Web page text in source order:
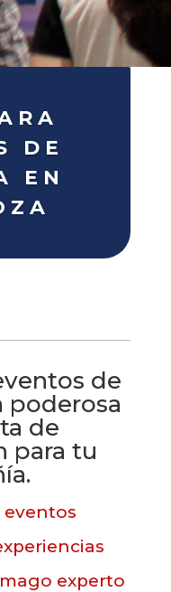
DE
EN
de
poderosa
de
para tu
experto